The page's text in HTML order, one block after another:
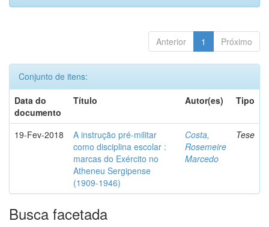
Anterior 1 Próximo
Conjunto de itens:
Data do
documento
Título Autor(es) Tipo
19-Fev-2018
A instrução pré-militar
como disciplina escolar :
marcas do Exército no
Atheneu Sergipense
(1909-1946)
Costa,
Rosemeire
Marcedo
Tese
Busca facetada